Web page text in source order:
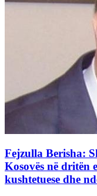
Fejzulla Berisha:
Kosovës në dritën
kushtetuese dhe